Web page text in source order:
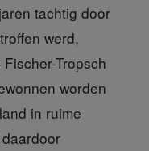
tachtig door
werd,
Tropsch
worden
in ruime